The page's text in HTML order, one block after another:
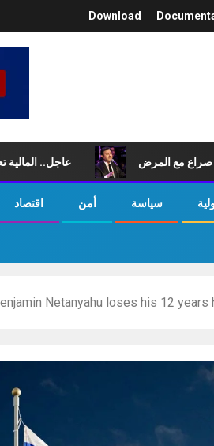
Download
عاجل.. المالية تعلن
سياسة أمن اقتصاد
Netanyahu loses his 12 years